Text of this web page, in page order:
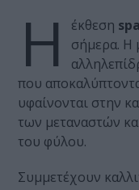
Η έκθεση
σήμερα. Η
που
υφαίνονται στην
των μεταναστών
του φύλου.
Συμμετέχουν